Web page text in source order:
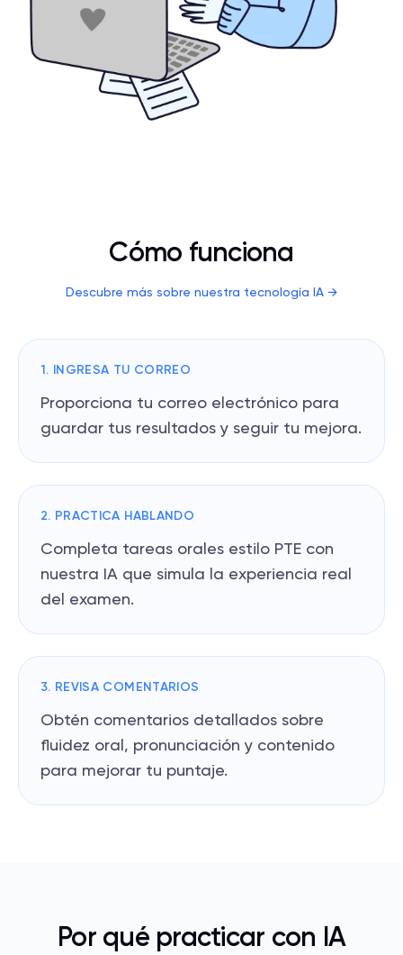
Cómo funciona
Descubre más sobre nuestra tecnología IA →
1. INGRESA TU CORREO
Proporciona tu correo electrónico para
guardar tus resultados y seguir tu mejora.
2. PRACTICA HABLANDO
Completa tareas orales estilo PTE con
nuestra IA que simula la experiencia real
del examen.
3. REVISA COMENTARIOS
Obtén comentarios detallados sobre
fluidez oral, pronunciación y contenido
para mejorar tu puntaje.
Por qué practicar con IA